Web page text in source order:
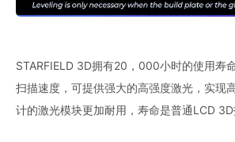
STARFIELD 3D拥有20，000小时的使用寿
扫描速度，可提供强大的高强度激光，实现
计的激光模块更加耐用，寿命是普通LCD 3D